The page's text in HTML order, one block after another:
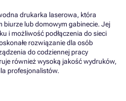
drukarka laserowa, która
biurze lub domowym gabinecie. Jej
i możliwość podłączenia do sieci
rozwiązanie dla osób
do codziennej pracy
również wysoką jakość wydruków,
profesjonalistów.